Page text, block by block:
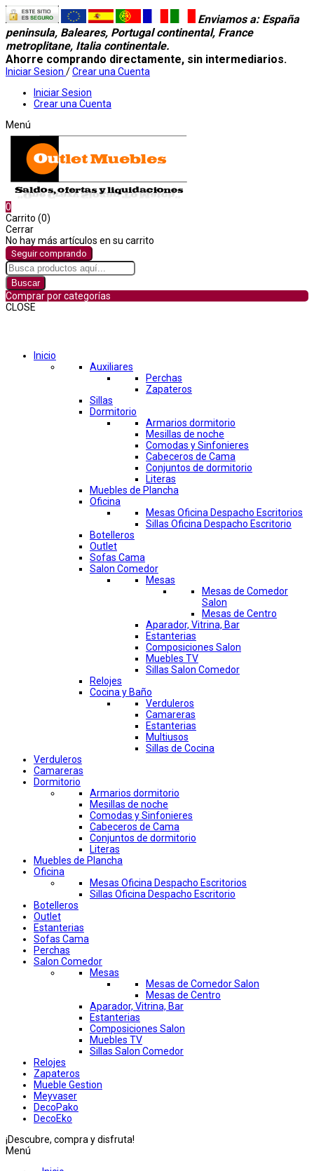
Enviamos a: España
peninsula, Baleares, Portugal continental, France
metroplitane, Italia continentale.
Ahorre comprando directamente, sin intermediarios.
Iniciar Sesion /Crear una Cuenta
Iniciar Sesion
Crear una Cuenta
Menú
0
Carrito (0)
Cerrar
No hay más artículos en su carrito
Seguir comprando
Buscar
Comprar por categorías
CLOSE
Inicio
Auxiliares
Perchas
Zapateros
Sillas
Dormitorio
Armarios dormitorio
Mesillas de noche
Comodas y Sinfonieres
Cabeceros de Cama
Conjuntos de dormitorio
Literas
Muebles de Plancha
Oficina
Mesas Oficina Despacho Escritorios
Sillas Oficina Despacho Escritorio
Botelleros
Outlet
Sofas Cama
Salon Comedor
Mesas
Mesas de Comedor
Salon
Mesas de Centro
Aparador, Vitrina, Bar
Estanterias
Composiciones Salon
Muebles TV
Sillas Salon Comedor
Relojes
Cocina y Baño
Verduleros
Camareras
Estanterias
Multiusos
Sillas de Cocina
Verduleros
Camareras
Dormitorio
Armarios dormitorio
Mesillas de noche
Comodas y Sinfonieres
Cabeceros de Cama
Conjuntos de dormitorio
Literas
Muebles de Plancha
Oficina
Mesas Oficina Despacho Escritorios
Sillas Oficina Despacho Escritorio
Botelleros
Outlet
Estanterias
Sofas Cama
Perchas
Salon Comedor
Mesas
Mesas de Comedor Salon
Mesas de Centro
Aparador, Vitrina, Bar
Estanterias
Composiciones Salon
Muebles TV
Sillas Salon Comedor
Relojes
Zapateros
Mueble Gestion
Meyvaser
DecoPako
DecoEko
¡Descubre, compra y disfruta!
Menú